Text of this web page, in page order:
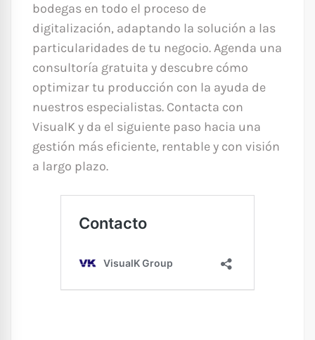
bodegas en todo el proceso de
digitalización, adaptando la solución a las
particularidades de tu negocio. Agenda una
consultoría gratuita y descubre cómo
optimizar tu producción con la ayuda de
nuestros especialistas. Contacta con
VisualK y da el siguiente paso hacia una
gestión más eficiente, rentable y con visión
a largo plazo.